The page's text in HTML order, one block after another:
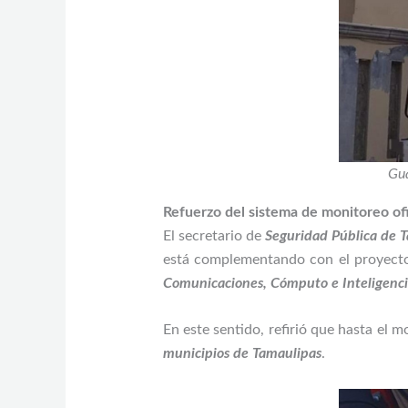
Refuerzo del sistema de monitoreo
El secretario de Seguridad Pública de
está complementando con el
Comunicaciones, Cómputo e
En este sentido, refirió que hasta el
municipios de Tamaulipas.